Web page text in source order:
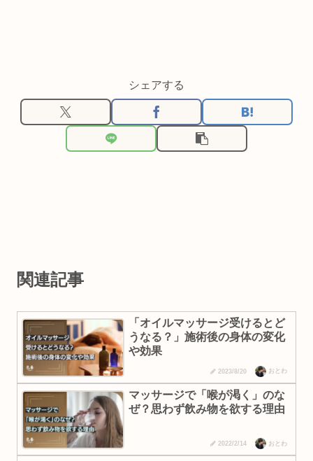
シェアする
関連記事
「オイルマッサージ受けるとど
うなる？」施術後の身体の変化
や効果
2023/8/20 おとわ
マッサージで「喉が渇く」のな
ぜ？思わず飲み物を欲する理由
2022/2/14 おとわ